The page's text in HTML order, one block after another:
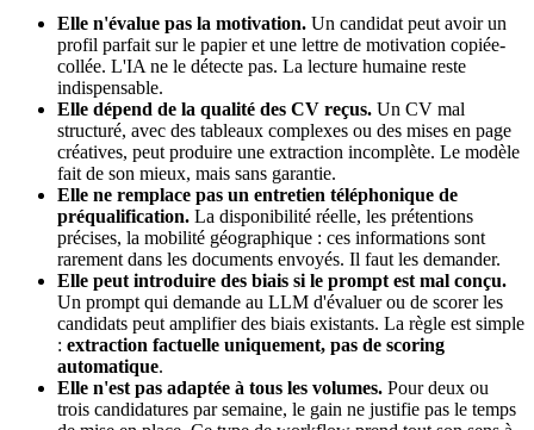
Elle n'évalue pas la motivation. Un candidat peut avoir un
profil parfait sur le papier et une lettre de motivation copiée-
collée. L'IA ne le détecte pas. La lecture humaine reste
indispensable.
Elle dépend de la qualité des CV reçus. Un CV mal
structuré, avec des tableaux complexes ou des mises en page
créatives, peut produire une extraction incomplète. Le modèle
fait de son mieux, mais sans garantie.
Elle ne remplace pas un entretien téléphonique de
préqualification. La disponibilité réelle, les prétentions
précises, la mobilité géographique : ces informations sont
rarement dans les documents envoyés. Il faut les demander.
Elle peut introduire des biais si le prompt est mal conçu.
Un prompt qui demande au LLM d'évaluer ou de scorer les
candidats peut amplifier des biais existants. La règle est simple
: extraction factuelle uniquement, pas de scoring
automatique.
Elle n'est pas adaptée à tous les volumes. Pour deux ou
trois candidatures par semaine, le gain ne justifie pas le temps